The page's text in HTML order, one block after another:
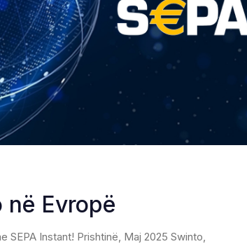
në Evropë
SEPA Instant! Prishtinë, Maj 2025 Swinto,